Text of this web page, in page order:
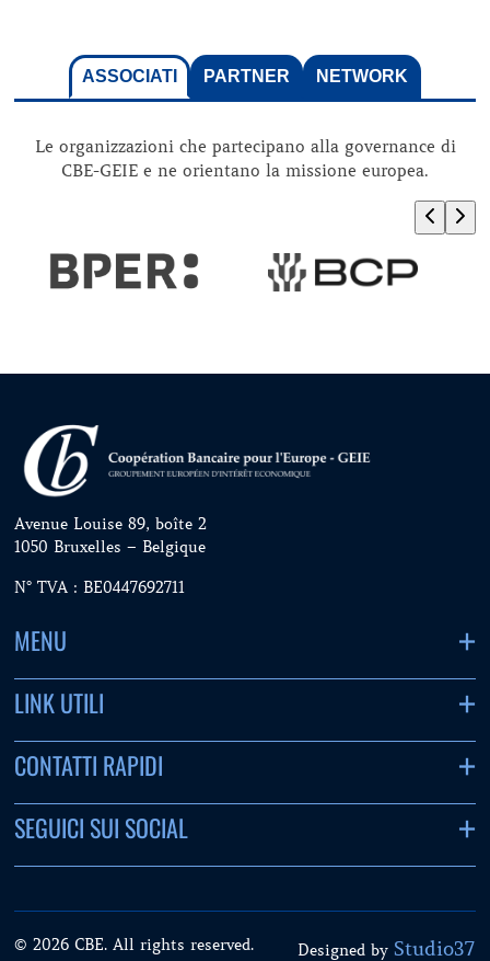
ASSOCIATI PARTNER NETWORK
Le organizzazioni che partecipano alla governance di
CBE-GEIE e ne orientano la missione europea.
Avenue Louise 89, boîte 2
1050 Bruxelles – Belgique
N° TVA : BE0447692711
MENU
LINK UTILI
CONTATTI RAPIDI
SEGUICI SUI SOCIAL
© 2026 CBE. All rights reserved. Designed by Studio37